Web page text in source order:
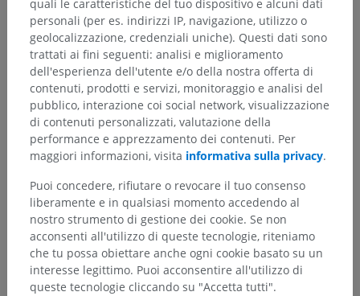
Anatomia veterinaria
Sistema nervoso> Sistema nervoso periferico >
Nervi spinali> Termini generali> coda equina
quali le caratteristiche del tuo dispositivo e alcuni dati
personali (per es. indirizzi IP, navigazione, utilizzo o
geolocalizzazione, credenziali uniche). Questi dati sono
trattati ai fini seguenti: analisi e miglioramento
dell'esperienza dell'utente e/o della nostra offerta di
contenuti, prodotti e servizi, monitoraggio e analisi del
pubblico, interazione coi social network, visualizzazione
di contenuti personalizzati, valutazione della
performance e apprezzamento dei contenuti. Per
maggiori informazioni, visita informativa sulla privacy.
Puoi concedere, rifiutare o revocare il tuo consenso
liberamente e in qualsiasi momento accedendo al
nostro strumento di gestione dei cookie. Se non
acconsenti all'utilizzo di queste tecnologie, riteniamo
che tu possa obiettare anche ogni cookie basato su un
interesse legittimo. Puoi acconsentire all'utilizzo di
queste tecnologie cliccando su "Accetta tutti".